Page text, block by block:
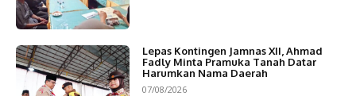
Lepas Kontingen Jamnas XII, Ahmad
Fadly Minta Pramuka Tanah Datar
Harumkan Nama Daerah
07/08/2026